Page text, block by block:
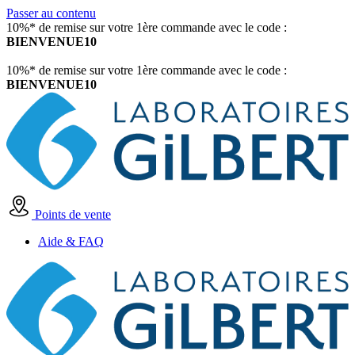
Passer au contenu
10%* de remise sur votre 1ère commande avec le code :
BIENVENUE10
10%* de remise sur votre 1ère commande avec le code :
BIENVENUE10
Points de vente
Aide & FAQ